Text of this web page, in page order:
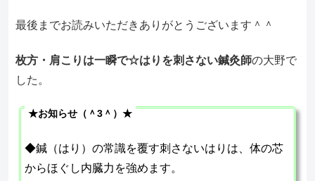
最後までお読みいただきありがとうございます＾＾
枚方・肩こりは一瞬で☆はりを刺さない鍼灸師の大野で
した。
★お知らせ（＾3＾）★
◆鍼（はり）の常識を覆す刺さないはりは、体の芯
からほぐし内臓力を強めます。